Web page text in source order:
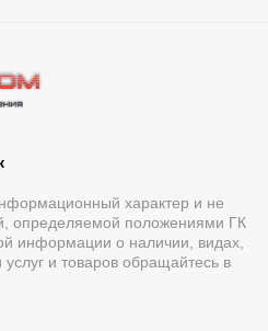
характер и не
определяемой положениями ГК
информации о наличии, видах,
услуг и товаров обращайтесь в